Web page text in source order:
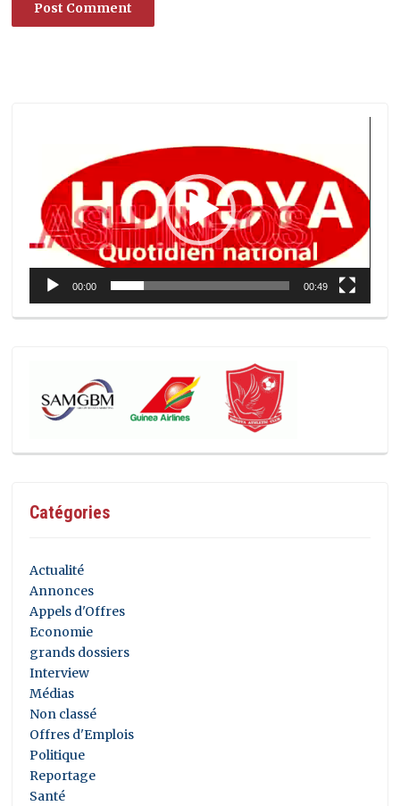
00:00 00:49
Catégories
Actualité
Annonces
Appels d'Offres
Economie
grands dossiers
Interview
Médias
Non classé
Offres d'Emplois
Politique
Reportage
Santé